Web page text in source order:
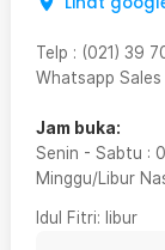
Telp : (021) 39
Whatsapp Sales
Jam buka:
Senin - Sabtu :
Minggu/Libur
Idul Fitri: libur